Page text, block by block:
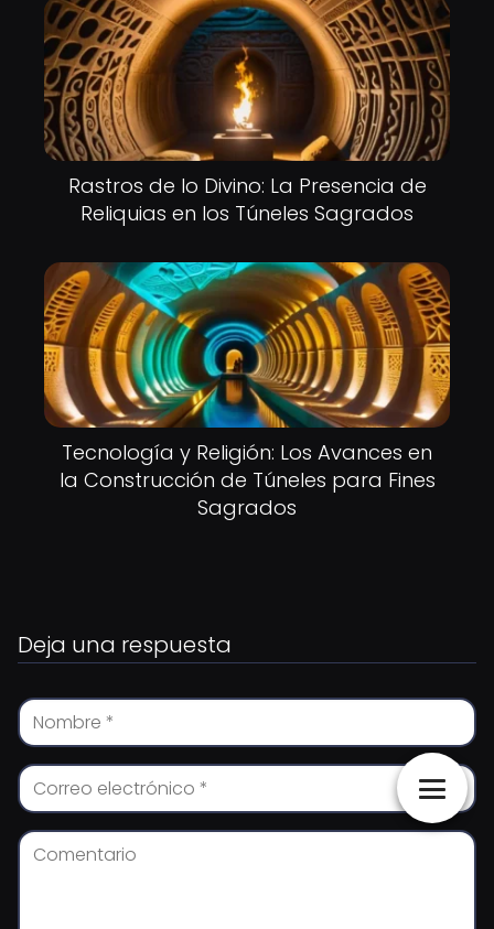
Rastros de lo Divino: La Presencia de
Reliquias en los Túneles Sagrados
Tecnología y Religión: Los Avances en
la Construcción de Túneles para Fines
Sagrados
Deja una respuesta